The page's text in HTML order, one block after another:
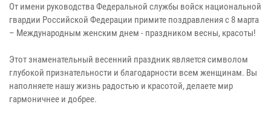
От имени руководства Федеральной службы войск национальной
гвардии Российской Федерации примите поздравления с 8 марта
– Международным женским днем - праздником весны, красоты!
Этот знаменательный весенний праздник является символом
глубокой признательности и благодарности всем женщинам. Вы
наполняете нашу жизнь радостью и красотой, делаете мир
гармоничнее и добрее.